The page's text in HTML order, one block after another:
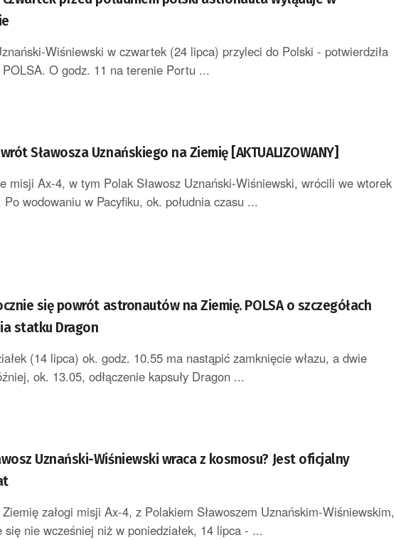
Wiśniewski w czwartek (24 lipca) przyleci do Polski - potwierdziła
O godz. 11 na terenie Portu ...
Sławosza Uznańskiego na Ziemię [AKTUALIZOWANY]
misji Ax-4, w tym Polak Sławosz Uznański-Wiśniewski, wrócili we wtorek
wodowaniu w Pacyfiku, ok. południa czasu ...
się powrót astronautów na Ziemię. POLSA o szczegółach
statku Dragon
(14 lipca) ok. godz. 10.55 ma nastąpić zamknięcie włazu, a dwie
ok. 13.05, odłączenie kapsuły Dragon ...
Uznański-Wiśniewski wraca z kosmosu? Jest oficjalny
załogi misji Ax-4, z Polakiem Sławoszem Uznańskim-Wiśniewskim,
się nie wcześniej niż w poniedziałek, 14 lipca - ...